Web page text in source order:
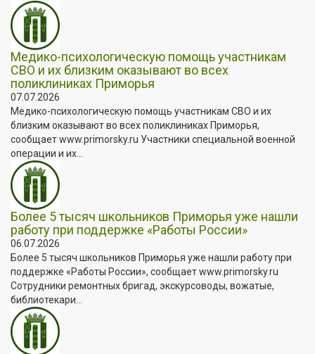
Медико-психологическую помощь участникам
СВО и их близким оказывают во всех
поликлиниках Приморья
07.07.2026
Медико-психологическую помощь участникам СВО и их
близким оказывают во всех поликлиниках Приморья,
сообщает www.primorsky.ru Участники специальной военной
операции и их...
Более 5 тысяч школьников Приморья уже нашли
работу при поддержке «Работы России»
06.07.2026
Более 5 тысяч школьников Приморья уже нашли работу при
поддержке «Работы России», сообщает www.primorsky.ru
Сотрудники ремонтных бригад, экскурсоводы, вожатые,
библиотекари...